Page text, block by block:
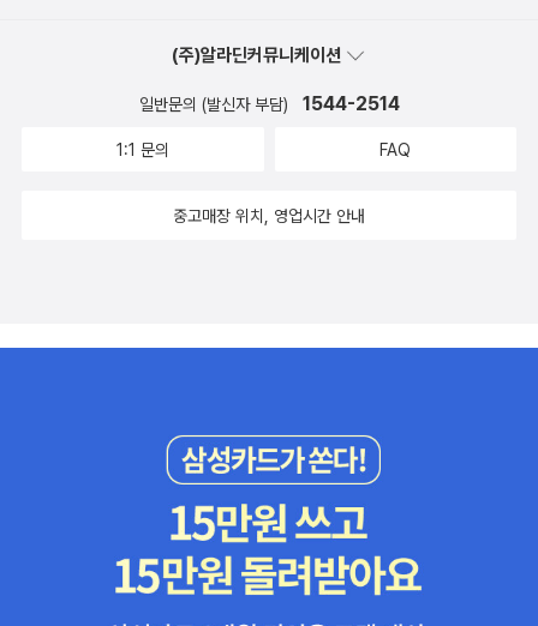
(주)알라딘커뮤니케이션
일반문의 (발신자 부담) 1544-2514
1:1 문의 FAQ
중고매장 위치, 영업시간 안내